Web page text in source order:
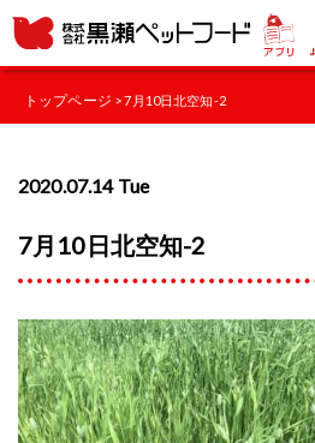
トップページ > 7月10日北空知-2
2020.07.14 Tue
7月10日北空知-2